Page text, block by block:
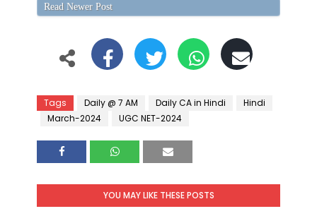
Read Newer Post
Tags Daily @ 7 AM Daily CA in Hindi
Hindi
March-2024
UGC NET-2024
YOU MAY LIKE THESE POSTS